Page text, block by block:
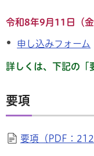
令和8年9月11日（
申し込みフォーム
詳しくは、下記の「
要項
要項（PDF：